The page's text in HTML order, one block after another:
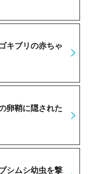
キブリの赤ちゃ
卵鞘に隠された
シムシ幼虫を撃